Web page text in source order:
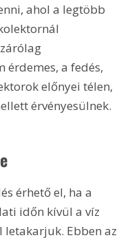
ahol a legtöbb
érdemes, a fedés,
előnyei télen,
érvényesülnek.
érhető el, ha a
időn kívül a víz
Ebben az